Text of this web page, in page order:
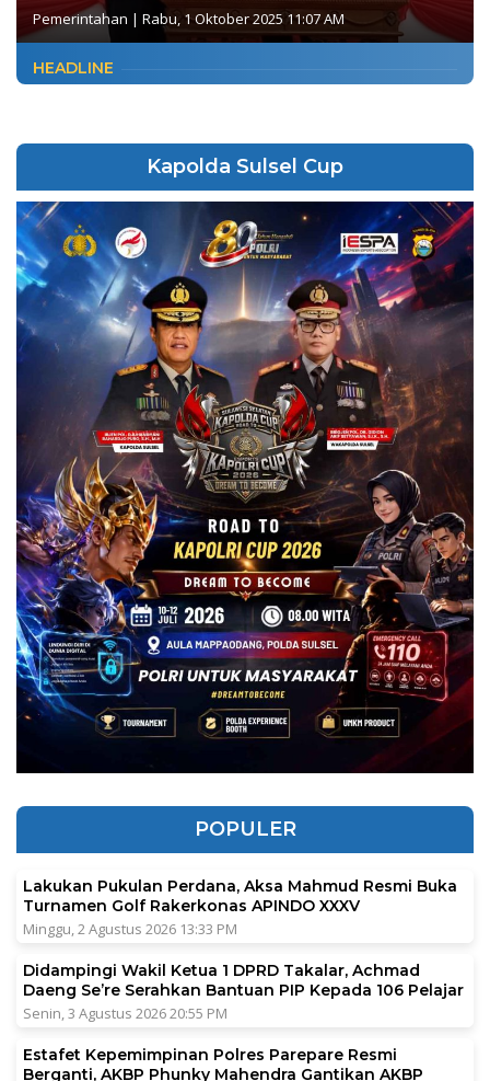
Pemerintahan | Rabu, 1 Oktober 2025 11:07 AM
HEADLINE
Kapolda Sulsel Cup
POPULER
Lakukan Pukulan Perdana, Aksa Mahmud Resmi Buka
Turnamen Golf Rakerkonas APINDO XXXV
Minggu, 2 Agustus 2026 13:33 PM
Didampingi Wakil Ketua 1 DPRD Takalar, Achmad
Daeng Se’re Serahkan Bantuan PIP Kepada 106 Pelajar
Senin, 3 Agustus 2026 20:55 PM
Estafet Kepemimpinan Polres Parepare Resmi
Berganti, AKBP Phunky Mahendra Gantikan AKBP